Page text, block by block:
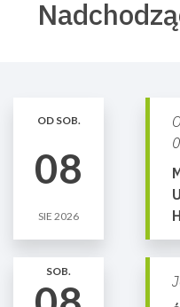
OD SOB.
08
SIE 2026
SOB.